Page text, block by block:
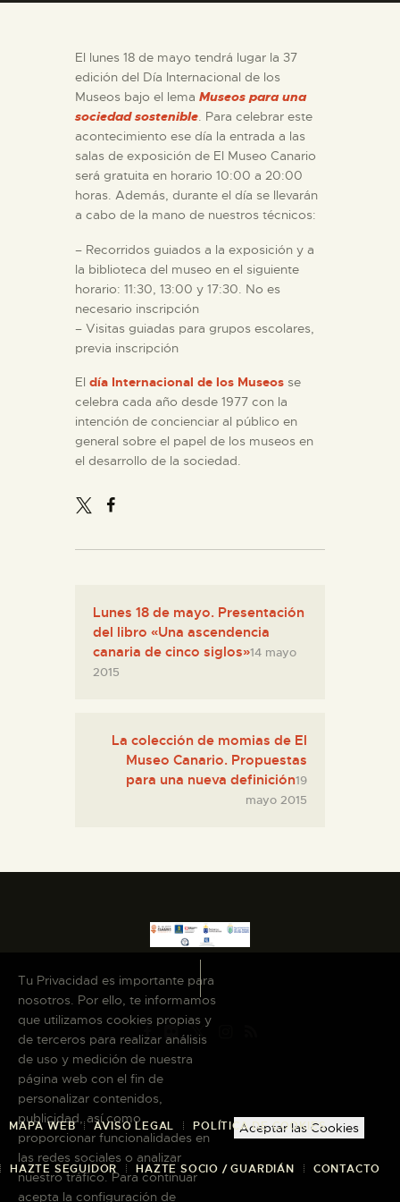
ESPAÑOL
PREPARAR LA VISITA
ACTIVIDADES
EL MUSEO
COLECCIONES
DIDÁCTICA
ESPAÑOL
El lunes 18 de mayo tendrá lugar la 37
edición del Día Internacional de los
Museos bajo el lema Museos para una
sociedad sostenible. Para celebrar este
acontecimiento ese día la entrada a las
salas de exposición de El Museo Canario
será gratuita en horario 10:00 a 20:00
horas. Además, durante el día se llevarán
a cabo de la mano de nuestros técnicos:
– Recorridos guiados a la exposición y a
la biblioteca del museo en el siguiente
horario: 11:30, 13:00 y 17:30. No es
necesario inscripción
– Visitas guiadas para grupos escolares,
previa inscripción
El día Internacional de los Museos se
celebra cada año desde 1977 con la
intención de concienciar al público en
general sobre el papel de los museos en
el desarrollo de la sociedad.
Lunes 18 de mayo. Presentación
del libro «Una ascendencia
canaria de cinco siglos»14 mayo
2015
La colección de momias de El
Museo Canario. Propuestas
para una nueva definición19
mayo 2015
MAPA WEB AVISO LEGAL POLÍTICA DE COOKIES
HAZTE SEGUIDOR HAZTE SOCIO / GUARDIÁN CONTACTO
Tu Privacidad es importante para
nosotros. Por ello, te informamos
que utilizamos cookies propias y
de terceros para realizar análisis
de uso y medición de nuestra
página web con el fin de
personalizar contenidos,
publicidad, así como
proporcionar funcionalidades en
las redes sociales o analizar
nuestro tráfico. Para continuar
acepta la configuración de
Aceptar las Cookies